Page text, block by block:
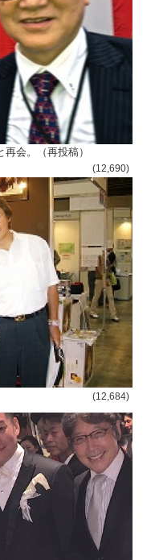
会。（再投稿）
(12,690)
(12,684)